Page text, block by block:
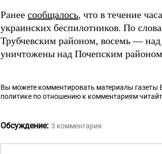
Ранее сообщалось, что в течение
украинских беспилотников. По
Трубчевским районом, восемь — над
уничтожены над Почепским
Вы можете комментировать материалы газеты
политике по отношению к комментариям
Обсуждение: 3 комментария